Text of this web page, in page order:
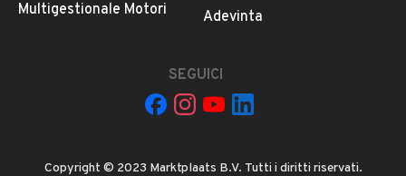
Multigestionale Motori
Adevinta
SEGUICI
Copyright © 2023 Marktplaats B.V. Tutti i diritti riservati.